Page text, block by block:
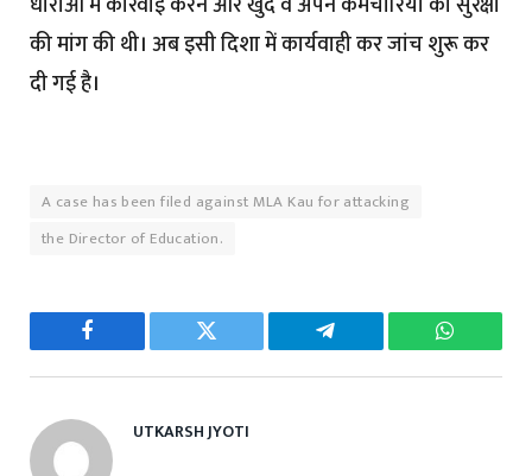
की मांग की थी। अब इसी दिशा में कार्यवाही कर जांच शुरू कर
दी गई है।
A case has been filed against MLA Kau for attacking
the Director of Education.
Facebook Twitter Telegram
UTKARSH JYOTI